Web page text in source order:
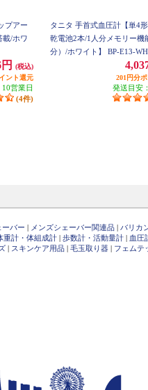
プアー
載/ホワ
(税込)
ント還元
営業日
(4件)
タニタ 手首式血圧計【単4
乾電池2本/1人分メモリー機
分）/ホワイト】 BP-E13-WH
201円分
発送目安
ーバー | メンズシェーバー関連品 | バリカ
重計・体組成計 | 歩数計・活動量計 | 血圧
| スキンケア用品 | 毛玉取り器 | フェムテ